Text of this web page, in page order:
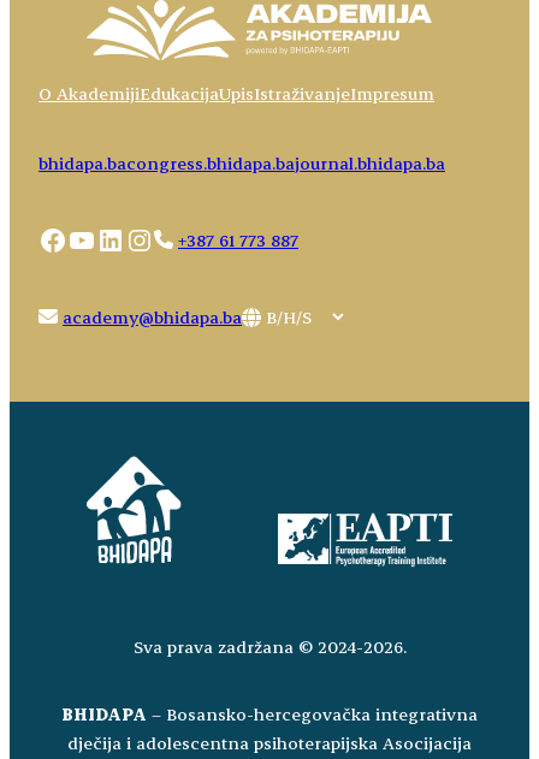
O AkademijiEdukacijaUpisIstraživanjeImpresum
bhidapa.bacongress.bhidapa.bajournal.bhidapa.ba
Facebook
YouTube
LinkedIn
Instagram
+387 61 773 887
academy@bhidapa.ba
Choose
Sva prava zadržana © 2024-2026.
BHIDAPA – Bosansko-hercegovačka integrativna
dječija i adolescentna psihoterapijska Asocijacija